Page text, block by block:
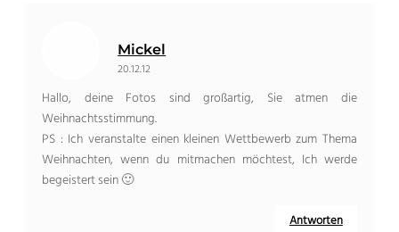
Mickel
20.12.12
Hallo, deine Fotos sind großartig, Sie atmen die
Weihnachtsstimmung.
PS : Ich veranstalte einen kleinen Wettbewerb zum Thema
Weihnachten, wenn du mitmachen möchtest, Ich werde
begeistert sein 🙂
Antworten